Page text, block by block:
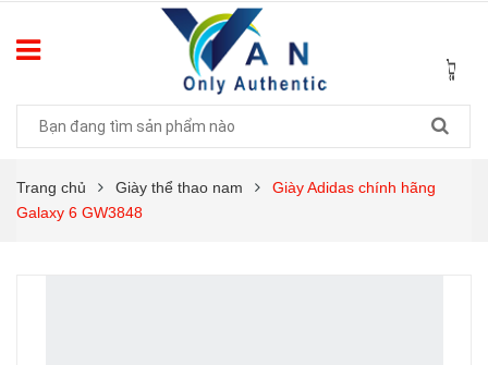
Trang chủ Giày thể thao nam
Giày Adidas chính hãng
Galaxy 6 GW3848